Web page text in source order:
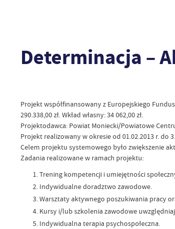
Determinacja –
Projekt współfinansowany z Europejskiego
290.338,00 zł. Wkład własny: 34 062,00 zł.
Projektodawca: Powiat Moniecki/Powiatowe
Projekt realizowany w okresie od 01.02.2013 r. do
Celem projektu systemowego było zwiększenie
Zadania realizowane w ramach projektu:
Trening kompetencji i umiejętności
Indywidualne doradztwo zawodowe.
Warsztaty aktywnego poszukiwania pracy
Kursy i/lub szkolenia zawodowe
Indywidualna terapia psychospołeczna.